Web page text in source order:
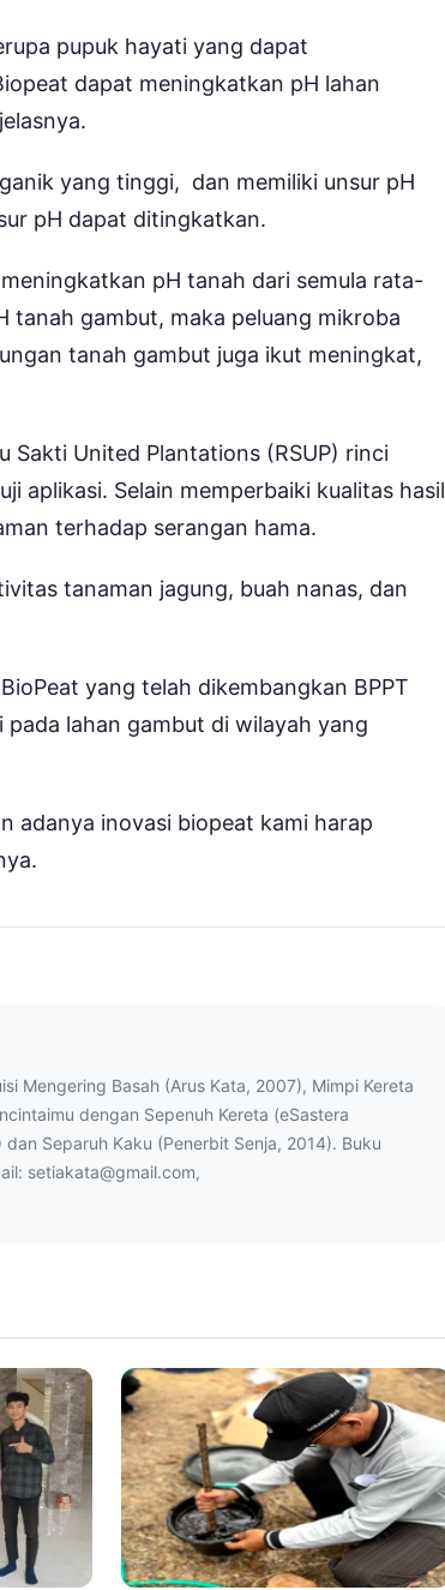
pupuk hayati yang dapat
dapat meningkatkan pH lahan
yang tinggi, dan memiliki unsur pH
pH dapat ditingkatkan.
pH tanah dari semula rata-
tanah gambut, maka peluang mikroba
tanah gambut juga ikut meningkat,
Sakti United Plantations (RSUP) rinci
aplikasi. Selain memperbaiki kualitas hasil
terhadap serangan hama.
tanaman jagung, buah nanas, dan
yang telah dikembangkan BPPT
lahan gambut di wilayah yang
adanya inovasi biopeat kami harap
Mengering Basah (Arus Kata, 2007), Mimpi Kereta
dengan Sepenuh Kereta (eSastera
Separuh Kaku (Penerbit Senja, 2014). Buku
setiakata@gmail.com,